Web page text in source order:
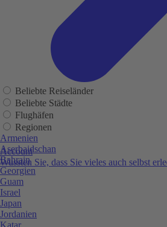
Account
Wussten Sie, dass Sie vieles auch selbst
Beliebte Reiseländer
Beliebte Städte
Flughäfen
Regionen
Armenien
Aserbaidschan
Bahrain
Georgien
Guam
Israel
Japan
Jordanien
Katar